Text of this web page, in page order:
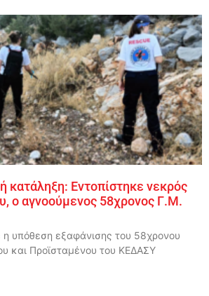
κατάληξη: Εντοπίστηκε νεκρός
ο αγνοούμενος 58χρονος Γ.Μ.
η υπόθεση εξαφάνισης του 58χρονου
και Προϊσταμένου του ΚΕΔΑΣΥ